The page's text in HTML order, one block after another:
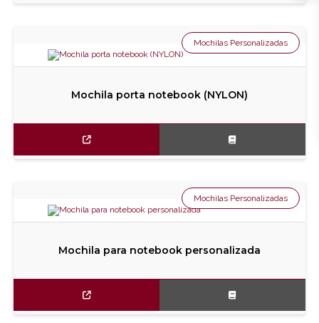
Mochila porta notebook (NYLON)
Mochilas Personalizadas
Mochila para notebook personalizada
Mochilas Personalizadas